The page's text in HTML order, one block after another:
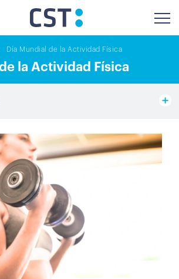
Día Mundial de la Actividad Física
la Actividad Física